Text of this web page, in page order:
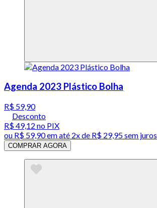
Agenda 2023 Plástico Bolha
R$ 59,90
Desconto
R$ 49,12 no PIX
ou R$ 59,90em até 2x de R$ 29,95 sem juros
COMPRAR AGORA